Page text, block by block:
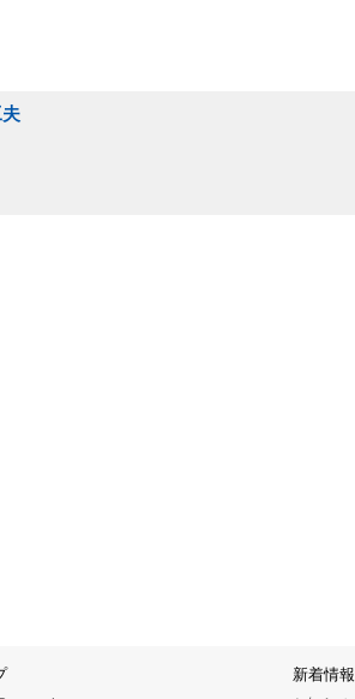
新着情報